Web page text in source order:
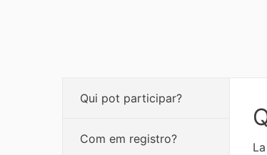
Qui pot participar?
Com em registro?